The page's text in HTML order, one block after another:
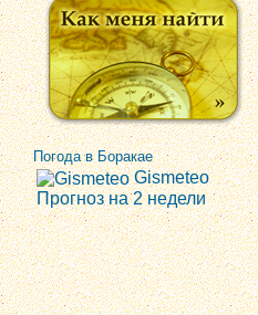
Погода в Боракае
Gismeteo
Прогноз на 2 недели